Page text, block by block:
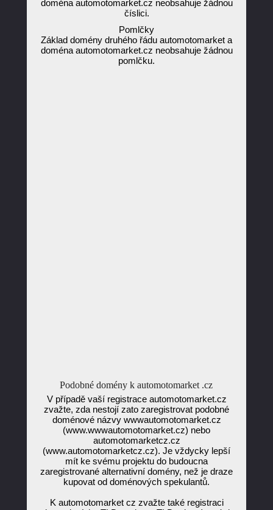
doména automotomarket.cz neobsahuje žádnou
číslici.
Pomlčky
Základ domény druhého řádu automotomarket a
doména automotomarket.cz neobsahuje žádnou
pomlčku.
Podobné domény k automotomarket .cz
V případě vaší registrace automotomarket.cz
zvažte, zda nestojí zato zaregistrovat podobné
doménové názvy wwwautomotomarket.cz
(www.wwwautomotomarket.cz) nebo
automotomarketcz.cz
(www.automotomarketcz.cz). Je vždycky lepší
mít ke svému projektu do budoucna
zaregistrované alternativní domény, než je draze
kupovat od doménových spekulantů.
K automotomarket cz zvažte také registraci